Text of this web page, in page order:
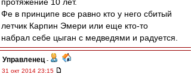
Фе в принципе все равно кто у него сбитый
летчик Карпин Эмери или еще кто-то
набрал себе цыган с медведями и радуется.
Управленец -
31 окт 2014 23:15